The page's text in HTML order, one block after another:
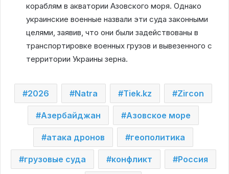
кораблям в акватории Азовского моря. Однако
украинские военные назвали эти суда законными
целями, заявив, что они были задействованы в
транспортировке военных грузов и вывезенного с
территории Украины зерна.
2026 Natra Tiek.kz Zircon
Азербайджан Азовское море
атака дронов геополитика
грузовые суда конфликт Россия